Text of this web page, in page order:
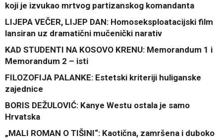
koji je izvukao mrtvog partizanskog komandanta
LIJEPA VEČER, LIJEP DAN: Homoseksploatacijski film
lansiran uz dramatični mučenički narativ
KAD STUDENTI NA KOSOVO KRENU: Memorandum 1 i
Memorandum 2 – isti
FILOZOFIJA PALANKE: Estetski kriteriji huliganske
zajednice
BORIS DEŽULOVIĆ: Kanye Westu ostala je samo
Hrvatska
„MALI ROMAN O TIŠINI“: Kaotična, zamršena i duboko